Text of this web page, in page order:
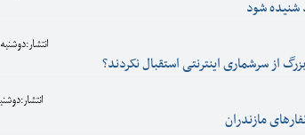
شنیده شود
انتشار:دوشنبه 19 مهر 1395-
از سرشماری اینترنتی استقبال نکردند؟
انتشار:دوشنبه 19 مهر
مازندران